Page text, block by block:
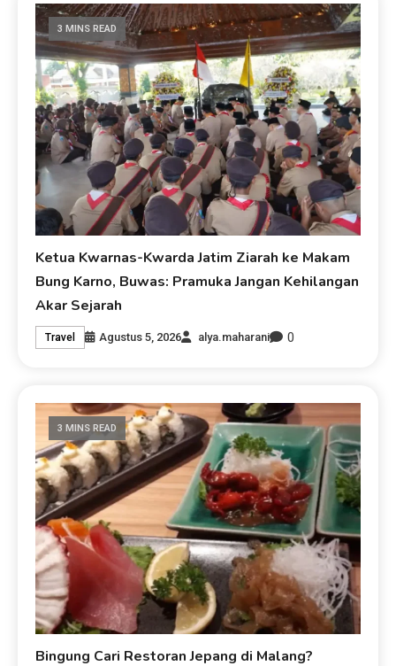
3 MINS READ
Ketua Kwarnas-Kwarda Jatim Ziarah ke Makam
Bung Karno, Buwas: Pramuka Jangan Kehilangan
Akar Sejarah
Travel Agustus 5, 2026 alya.maharani 0
3 MINS READ
Bingung Cari Restoran Jepang di Malang?